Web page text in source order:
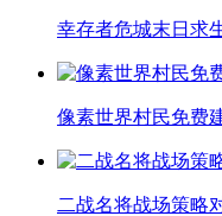
幸存者危城末日求
像素世界村民免费
二战名将战场策略